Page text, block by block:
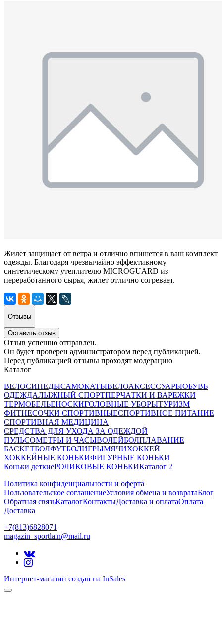
Жилет защищает от ветра и отлично впишется в ваш комплект
одежды. Благодаря чрезвычайно эффективному
синтетическому утеплителю MICROGUARD из
переработанного сырья, жилет отлично согревает.
Отзывы
Оставить отзыв
Отзыв успешно отправлен.
Он будет проверен администратором перед публикацией.
Перед публикацией отзывы проходят модерацию
Каталог
ВЕЛОСИПЕДЫСАМОКАТЫВЕЛОАКСЕССУАРЫОБУВЬ
ОДЕЖДАЛЫЖНЫЙ СПОРТПЕРЧАТКИ И ВАРЕЖКИ
ТЕРМОБЕЛЬЕНОСКИГОЛОВНЫЕ УБОРЫТУРИЗМ
ФИТНЕСОЧКИ СПОРТИВНЫЕСПОРТИВНОЕ ПИТАНИЕ
СПОРТИВНАЯ МЕДИЦИНА
СРЕДСТВА ДЛЯ УХОДА ЗА ОДЕЖДОЙ
ПУЛЬСОМЕТРЫ И ЧАСЫВОЛЕЙБОЛПЛАВАНИЕ
БАСКЕТБОЛФУТБОЛИГРЫМЯЧИХОККЕЙ
ХОККЕЙНЫЕ КОНЬКИФИГУРНЫЕ КОНЬКИ
Коньки деткиеРОЛИКОВЫЕ КОНЬКИКаталог 2
Политика конфиденциальности и оферта
Пользовательское соглашениеУсловия обмена и возвратаБлог
Обратная связьКаталогКонтактыДоставка и оплатаОплата
Доставка
+7(813)6828071
magazin_sportlain@mail.ru
Интернет-магазин создан на InSales